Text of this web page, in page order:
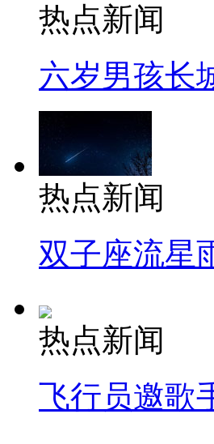
热点新闻
六岁男孩长
热点新闻
双子座流星
热点新闻
飞行员邀歌